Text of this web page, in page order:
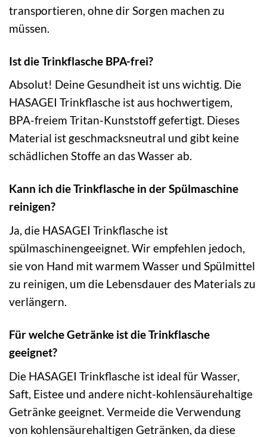
transportieren, ohne dir Sorgen machen zu
müssen.
Ist die Trinkflasche BPA-frei?
Absolut! Deine Gesundheit ist uns wichtig. Die
HASAGEI Trinkflasche ist aus hochwertigem,
BPA-freiem Tritan-Kunststoff gefertigt. Dieses
Material ist geschmacksneutral und gibt keine
schädlichen Stoffe an das Wasser ab.
Kann ich die Trinkflasche in der Spülmaschine
reinigen?
Ja, die HASAGEI Trinkflasche ist
spülmaschinengeeignet. Wir empfehlen jedoch,
sie von Hand mit warmem Wasser und Spülmittel
zu reinigen, um die Lebensdauer des Materials zu
verlängern.
Für welche Getränke ist die Trinkflasche
geeignet?
Die HASAGEI Trinkflasche ist ideal für Wasser,
Saft, Eistee und andere nicht-kohlensäurehaltige
Getränke geeignet. Vermeide die Verwendung
von kohlensäurehaltigen Getränken, da diese